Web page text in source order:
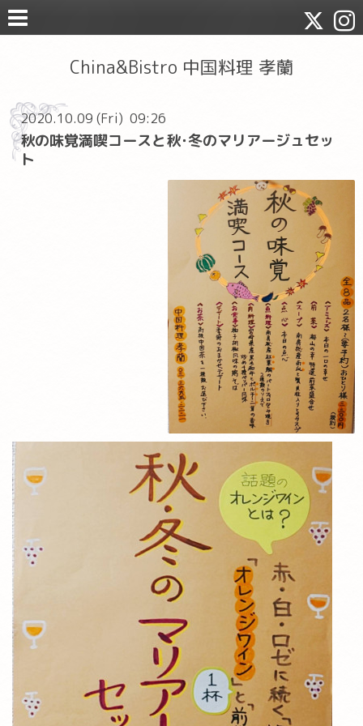
China&Bistro 中国料理 孝蘭
2020.10.09 (Fri) 09:26
秋の味覚満喫コースと秋･冬のマリアージュセッ
ト